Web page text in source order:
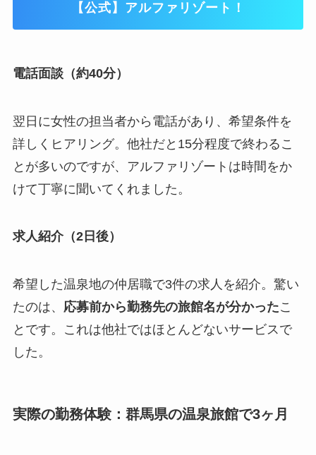
【公式】アルファリゾート！
電話面談（約40分）
翌日に女性の担当者から電話があり、希望条件を
詳しくヒアリング。他社だと15分程度で終わるこ
とが多いのですが、アルファリゾートは時間をか
けて丁寧に聞いてくれました。
求人紹介（2日後）
希望した温泉地の仲居職で3件の求人を紹介。驚い
たのは、 応募前から勤務先の旅館名が分かったこ
とです。これは他社ではほとんどないサービスで
した。
実際の勤務体験：群馬県の温泉旅館で3ヶ月